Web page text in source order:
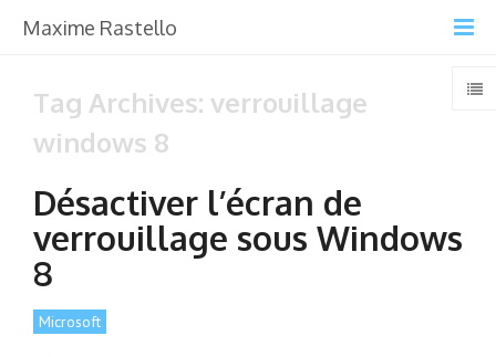
Maxime Rastello
Tag Archives: verrouillage
windows 8
Désactiver l’écran de
verrouillage sous Windows
8
Microsoft